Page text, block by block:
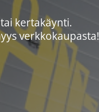
kertakäynti.
verkkokaupasta!